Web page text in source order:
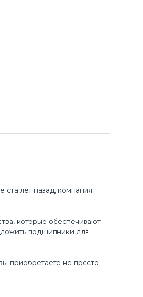
лет назад, компания
которые обеспечивают
подшипники для
приобретаете не просто